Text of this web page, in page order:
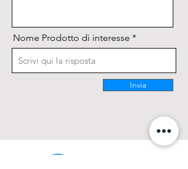
Nome Prodotto di interesse
Invia